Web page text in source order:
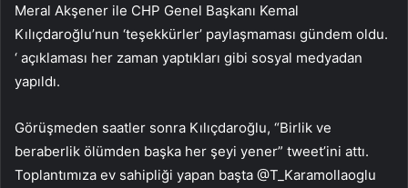
Meral Akşener ile CHP Genel Başkanı Kemal
Kılıçdaroğlu’nun ‘teşekkürler’ paylaşmaması gündem oldu.
‘ açıklaması her zaman yaptıkları gibi sosyal medyadan
yapıldı.
Görüşmeden saatler sonra Kılıçdaroğlu, “Birlik ve
beraberlik ölümden başka her şeyi yener” tweet’ini attı.
Toplantımıza ev sahipliği yapan başta @T_Karamollaoglu